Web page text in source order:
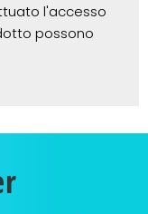
l'accesso
possono